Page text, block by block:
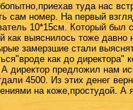
туда нас
сам номер. На первый
10*15см. Который
выяснилось тоже давно
замерзшие стали
как до директора"
предложил нам
4500. Из этих денег
на коже,простудой.